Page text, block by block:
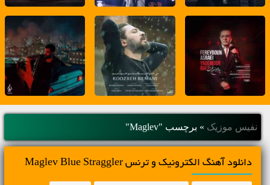
نفیس موزیک » برچسب "Maglev"
دانلود آهنگ الکترونیک و ترنس Maglev Blue Straggler